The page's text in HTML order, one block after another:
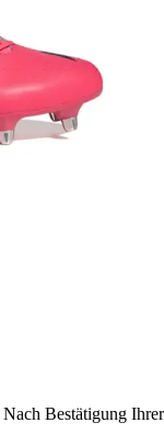
Nach Bestätigung Ihrer